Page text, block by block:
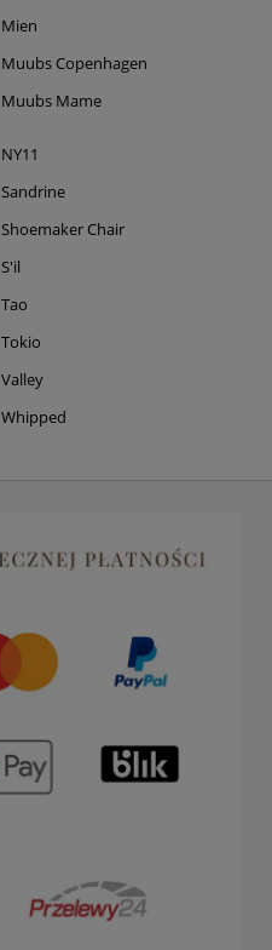
Mien
Muubs Copenhagen
Muubs Mame
NY11
Sandrine
Shoemaker Chair
S'il
Tao
Tokio
Valley
Whipped